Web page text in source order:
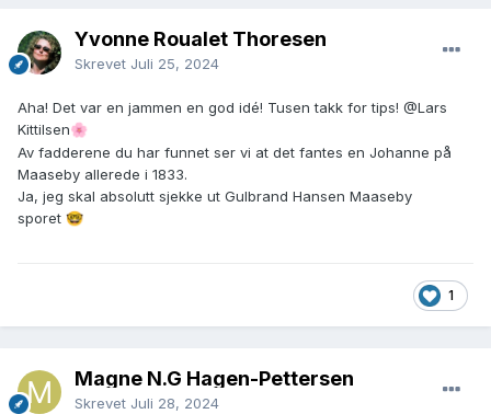
Yvonne Roualet Thoresen
Skrevet Juli 25, 2024
Aha! Det var en jammen en god idé! Tusen takk for tips! @Lars
Kittilsen🌸
Av fadderene du har funnet ser vi at det fantes en Johanne på
Maaseby allerede i 1833.
Ja, jeg skal absolutt sjekke ut Gulbrand Hansen Maaseby
sporet 🤓
1
Magne N.G Hagen-Pettersen
Skrevet Juli 28, 2024